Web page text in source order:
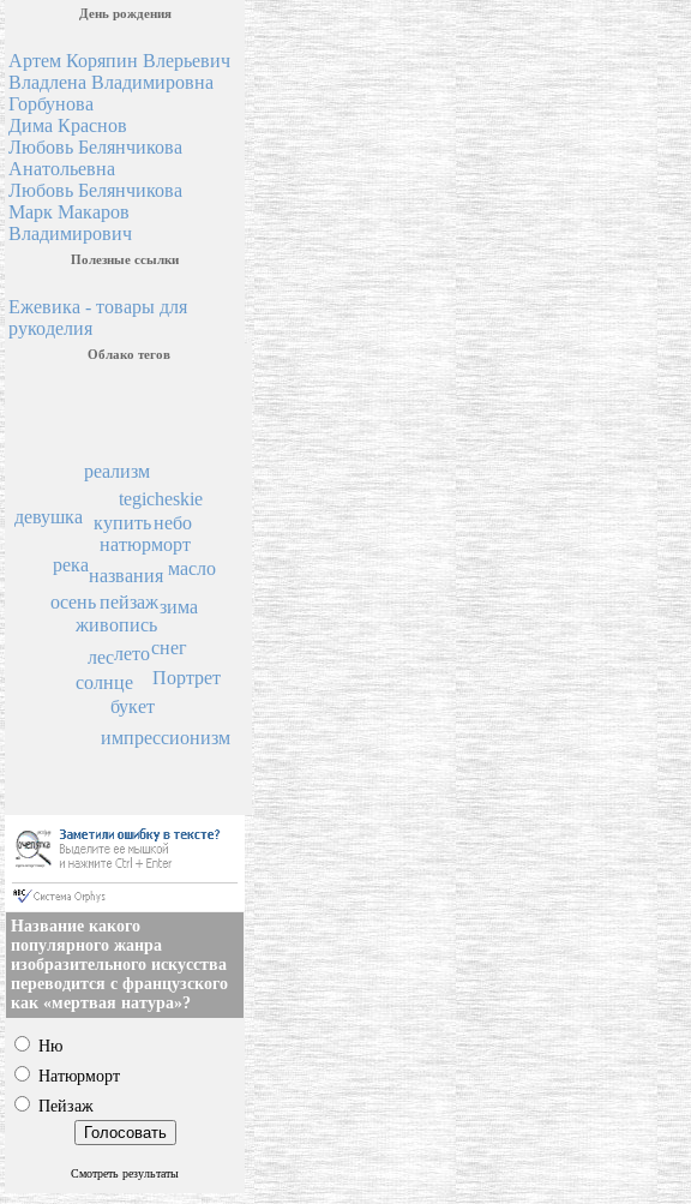
День рождения
Артем Коряпин Влерьевич
Владлена Владимировна
Горбунова
Дима Краснов
Любовь Белянчикова
Анатольевна
Любовь Белянчикова
Марк Макаров
Владимирович
Полезные ссылки
Ежевика - товары для
рукоделия
Облако тегов
пейзаж
названия
живопись
лето
натюрморт
купить
солнце
лес
зима
осень
букет
масло
река
снег
tegicheskie
реализм
небо
импрессионизм
Портрет
девушка
Название какого
популярного жанра
изобразительного искусства
переводится с французского
как «мертвая натура»?
Ню
Натюрморт
Пейзаж
Смотреть результаты